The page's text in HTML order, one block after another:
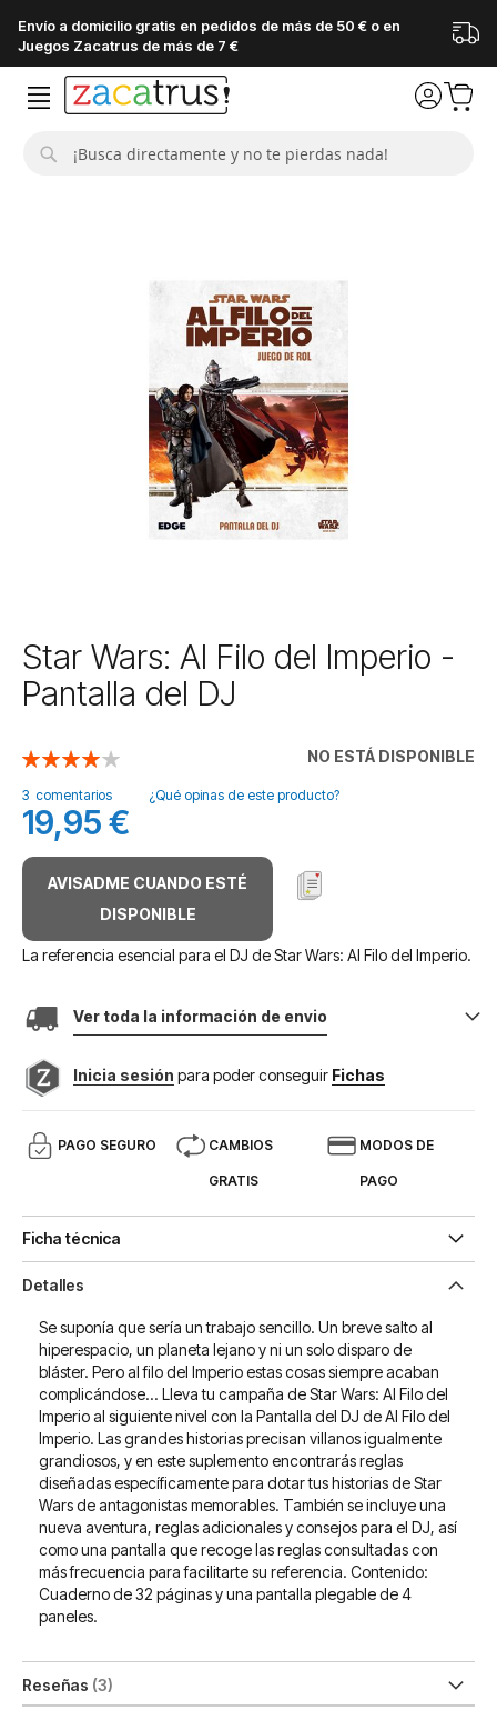
Envío a domicilio gratis en pedidos de más de 50 € o en
Juegos Zacatrus de más de 7 €
Saltar
al
comienzo
galería
imágenes
Star Wars: Al Filo del Imperio -
Pantalla del DJ
NO ESTÁ DISPONIBLE
Valoración:
3 comentarios ¿Qué opinas de este producto?
19,95 €
AVISADME CUANDO ESTÉ
DISPONIBLE
La referencia esencial para el DJ de Star Wars: Al Filo del Imperio.
Ver toda la información de envio
Inicia sesión para poder conseguir Fichas
PAGO SEGURO CAMBIOS
GRATIS
MODOS DE
PAGO
Ficha técnica
Detalles
Se suponía que sería un trabajo sencillo. Un breve salto al
hiperespacio, un planeta lejano y ni un solo disparo de
bláster. Pero al filo del Imperio estas cosas siempre acaban
complicándose... Lleva tu campaña de Star Wars: Al Filo del
Imperio al siguiente nivel con la Pantalla del DJ de Al Filo del
Imperio. Las grandes historias precisan villanos igualmente
grandiosos, y en este suplemento encontrarás reglas
diseñadas específicamente para dotar tus historias de Star
Wars de antagonistas memorables. También se incluye una
nueva aventura, reglas adicionales y consejos para el DJ, así
como una pantalla que recoge las reglas consultadas con
más frecuencia para facilitarte su referencia. Contenido:
Cuaderno de 32 páginas y una pantalla plegable de 4
paneles.
Reseñas 3